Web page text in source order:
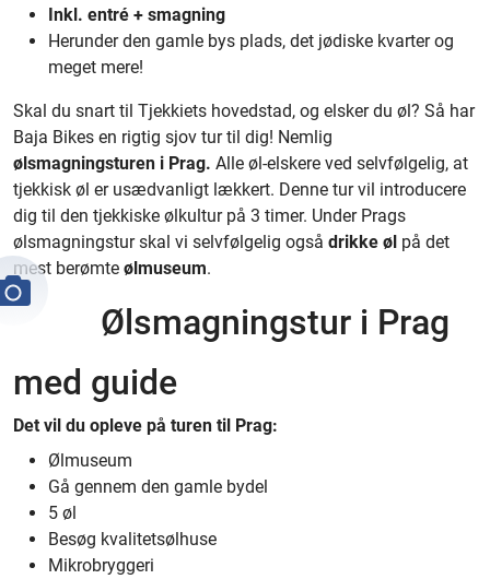
Inkl. entré + smagning
Herunder den gamle bys plads, det jødiske kvarter og
meget mere!
Skal du snart til Tjekkiets hovedstad, og elsker du øl? Så har
Baja Bikes en rigtig sjov tur til dig! Nemlig
ølsmagningsturen i Prag. Alle øl-elskere ved selvfølgelig, at
tjekkisk øl er usædvanligt lækkert. Denne tur vil introducere
dig til den tjekkiske ølkultur på 3 timer. Under Prags
ølsmagningstur skal vi selvfølgelig også drikke øl på det
mest berømte ølmuseum.
Ølsmagningstur i Prag
med guide
Det vil du opleve på turen til Prag:
Ølmuseum
Gå gennem den gamle bydel
5 øl
Besøg kvalitetsølhuse
Mikrobryggeri